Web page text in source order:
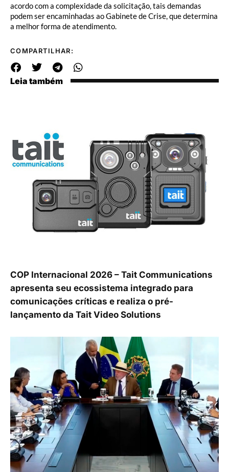
acordo com a complexidade da solicitação, tais demandas
podem ser encaminhadas ao Gabinete de Crise, que determina
a melhor forma de atendimento.
COMPARTILHAR:
Leia também
COP Internacional 2026 – Tait Communications
apresenta seu ecossistema integrado para
comunicações críticas e realiza o pré-
lançamento da Tait Video Solutions